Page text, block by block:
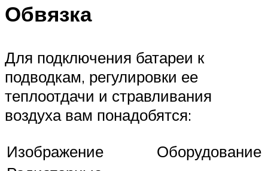
Обвязка
Для подключения батареи к
подводкам, регулировки ее
теплоотдачи и стравливания
воздуха вам понадобятся:
Изображение
Оборудование